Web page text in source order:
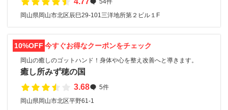
岡山県岡山市北区辰巳29-101三洋地所第２ビル１F
10%OFF 今すぐお得なクーポンをチェック
岡山の癒しのゴットハンド！身体や心を整え改善へと導きます。
癒し所みず穂の国
3.68
5件
岡山県岡山市北区平野61-1